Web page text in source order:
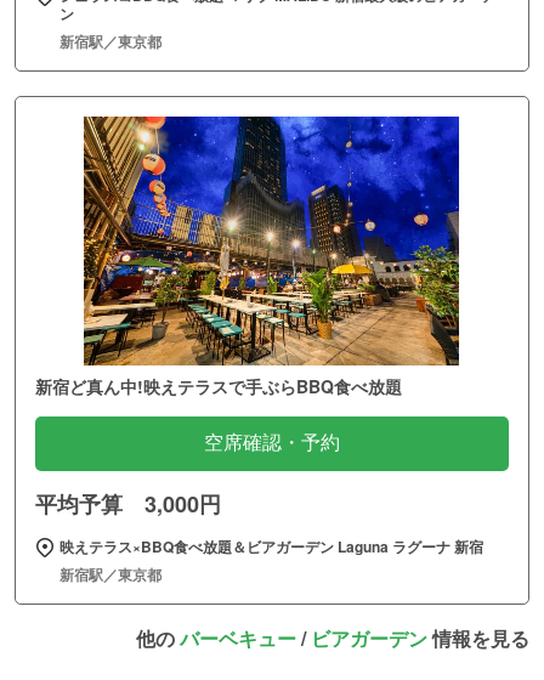
ン
新宿駅／東京都
新宿ど真ん中!映えテラスで手ぶらBBQ食べ放題
空席確認・予約
平均予算 3,000円
映えテラス×BBQ食べ放題＆ビアガーデン Laguna ラグーナ 新宿
新宿駅／東京都
他のバーベキュー/ ビアガーデン情報を見る